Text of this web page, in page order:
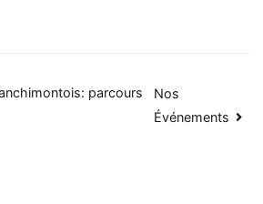
parcours
Nos
Événements